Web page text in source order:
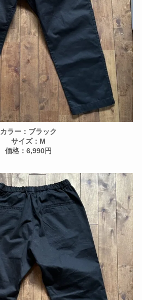
カラー：ブラック
サイズ：M
価格：6,990円